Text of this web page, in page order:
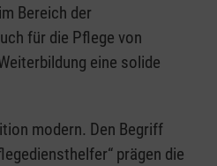
Bereich der
für die Pflege von
eine solide
modern. Den Begriff
prägen die